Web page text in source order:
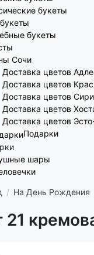
букеты
букеты
Сочи
Доставка цветов
Доставка цветов
Доставка цветов
Доставка цветов
Доставка цветов
Подарки
шары
На День Рождения
21